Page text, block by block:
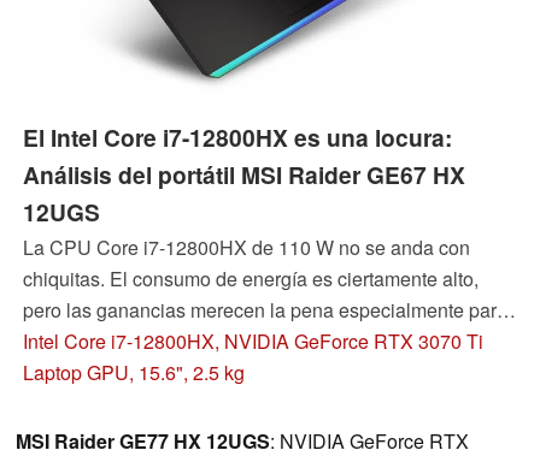
El Intel Core i7-12800HX es una locura:
Análisis del portátil MSI Raider GE67 HX
12UGS
La CPU Core i7-12800HX de 110 W no se anda con
chiquitas. El consumo de energía es ciertamente alto,
pero las ganancias merecen la pena especialmente para
el público objetivo de entusiastas y cazadores de
rendimiento.
Intel Core i7-12800HX, NVIDIA GeForce RTX 3070 Ti
Laptop GPU, 15.6", 2.5 kg
MSI Raider GE77 HX 12UGS: NVIDIA GeForce RTX